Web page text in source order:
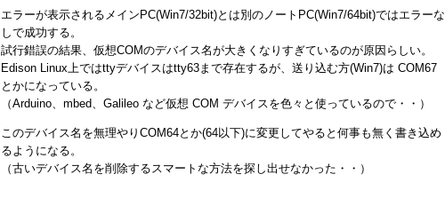
エラーが表示されるメインPC(Win7/32bit)とは別のノートPC(Win7/64bit)ではエラーな
しで成功する。
試行錯誤の結果、仮想COMのデバイス名が大きくなりすぎているのが原因らしい。
Edison Linux上ではttyデバイスはtty63まで存在するが、送り込む方(Win7)は COM67
とかになっている。
（Arduino、mbed、Galileo など仮想 COM デバイスを色々と使っているので・・）
このデバイス名を無理やりCOM64とか(64以下)に変更してやると何事も無く書き込め
るようになる。
（古いデバイス名を削除するスマートな方法を探し出せなかった・・）